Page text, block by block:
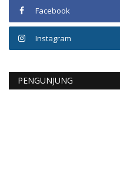
Facebook
Instagram
PENGUNJUNG